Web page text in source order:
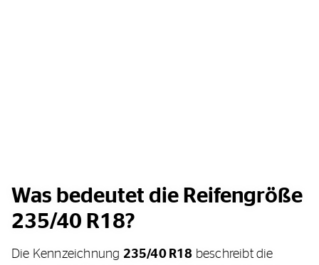
Was bedeutet die Reifengröße
235/40 R18?
Die Kennzeichnung 235/40 R18 beschreibt die